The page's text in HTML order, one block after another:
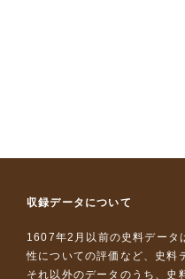
収録データについて
1607年2月以前の史料データ
性についての評価など、史料
それ以外のデータのうち、史